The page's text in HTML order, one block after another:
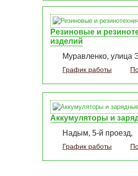
Резиновые и
изделий
Муравленко, улица
График работы
Аккумуляторы и
Надым, 5-й проезд,
График работы